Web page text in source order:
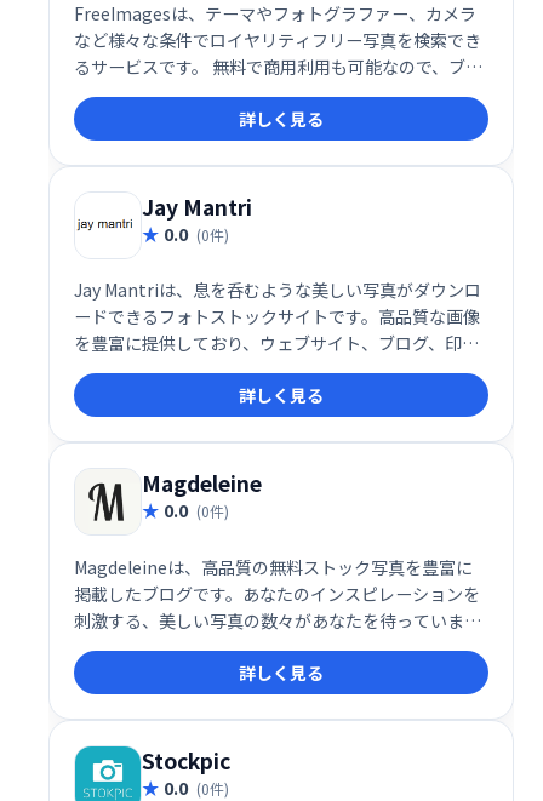
FreeImagesは、テーマやフォトグラファー、カメラ
など様々な条件でロイヤリティフリー写真を検索でき
るサービスです。 無料で商用利用も可能なので、ブロ
グやウェブサイト、デザインなどに手軽に高品質な画
像を追加できます。豊富な写真の中から、最適な一枚
を見つけましょう。
詳しく見る
Jay Mantri
0.0 (0件)
Jay Mantriは、息を呑むような美しい写真がダウンロ
ードできるフォトストックサイトです。高品質な画像
を豊富に提供しており、ウェブサイト、ブログ、印刷
物など様々な用途にご利用いただけます。クリエイテ
ィブな表現を豊かにする、理想的な画像素材を見つけ
られるでしょう。
詳しく見る
Magdeleine
0.0 (0件)
Magdeleineは、高品質の無料ストック写真を豊富に
掲載したブログです。あなたのインスピレーションを
刺激する、美しい写真の数々があなたを待っていま
す。ブログ形式で更新され、様々なシーンやテーマの
写真が揃っているので、クリエイティブなプロジェク
トやデザインに役立ちます。ぜひMagdeleineで、最高
のインスピレーションを見つけ出してください。
詳しく見る
Stockpic
0.0 (0件)